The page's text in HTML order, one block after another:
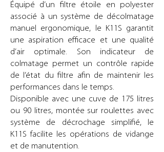
Équipé d’un filtre étoile en polyester
associé à un système de décolmatage
manuel ergonomique, le K11S garantit
une aspiration efficace et une qualité
d’air optimale. Son indicateur de
colmatage permet un contrôle rapide
de l’état du filtre afin de maintenir les
performances dans le temps.
Disponible avec une cuve de 175 litres
ou 90 litres, montée sur roulettes avec
système de décrochage simplifié, le
K11S facilite les opérations de vidange
et de manutention.